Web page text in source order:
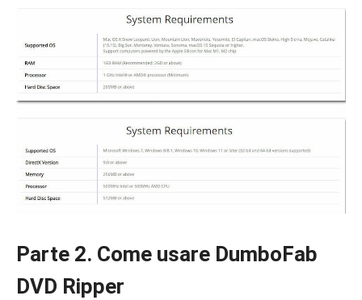
Parte 2. Come usare DumboFab
DVD Ripper